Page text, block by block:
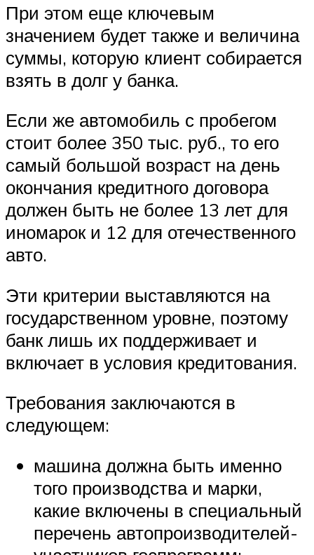
При этом еще ключевым
значением будет также и величина
суммы, которую клиент собирается
взять в долг у банка.
Если же автомобиль с пробегом
стоит более 350 тыс. руб., то его
самый большой возраст на день
окончания кредитного договора
должен быть не более 13 лет для
иномарок и 12 для отечественного
авто.
Эти критерии выставляются на
государственном уровне, поэтому
банк лишь их поддерживает и
включает в условия кредитования.
Требования заключаются в
следующем:
машина должна быть именно
того производства и марки,
какие включены в специальный
перечень автопроизводителей-